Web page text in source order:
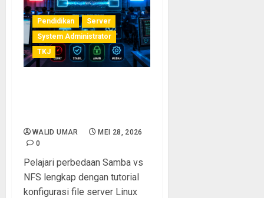
Pendidikan
Server
System Administrator
TKJ
WALID UMAR
MEI 28, 2026
0
Pelajari perbedaan Samba vs
NFS lengkap dengan tutorial
konfigurasi file server Linux